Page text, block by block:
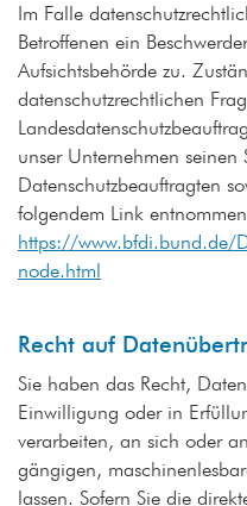
Im Falle
Betroffenen ein
Aufsichtsbehörde zu.
datenschutzrechtlichen
unser Unternehmen seinen
Datenschutzbeauftragten
folgendem Link
https://www.bfdi.bund.de/
node.html
Recht auf
Sie haben das Recht,
Einwilligung oder in
verarbeiten, an sich oder
gängigen,
lassen. Sofern Sie die